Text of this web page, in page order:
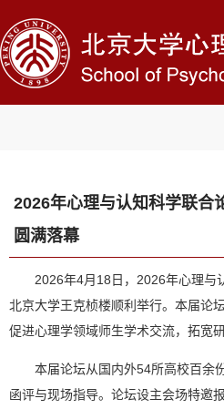
2026年心理与认知科学联合
圆满落幕
2026年4月18日，2026年心理与
北京大学王克桢楼顺利举行。本届论
促进心理学领域师生学术交流，拓宽研
本届论坛从国内外54所高校百余
函评与现场指导。论坛设主会场特邀